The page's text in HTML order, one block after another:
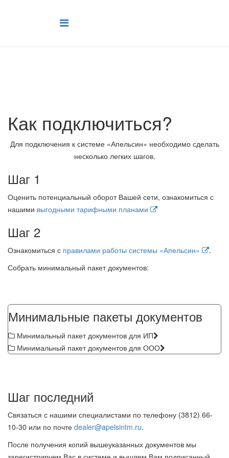
Как подключиться?
Для подключения к системе «Апельсин» необходимо сделать
несколько легких шагов.
Шаг 1
Оценить потенциальный оборот Вашей сети, ознакомиться с
нашими выгодными тарифными планами
Шаг 2
Ознакомиться с правилами работы системы «Апельсин»
.
Собрать минимальный пакет документов:
Минимальные пакеты документов
Минимальный пакет документов для ИП
Минимальный пакет документов для ООО
Шаг последний
Связаться с нашими специалистами по телефону (3812) 66-
10-30 или по почте dealer@apelsintm.ru.
После получения копий вышеуказанных документов мы